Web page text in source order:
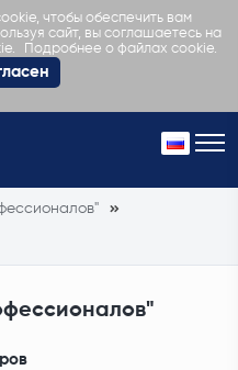
чтобы обеспечить вам
сайт, вы соглашаетесь на
Подробнее о файлах cookie.